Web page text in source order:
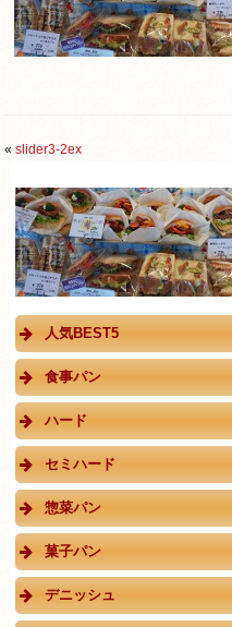
«slider3-2ex
人気BEST5
食事パン
ハード
セミハード
惣菜パン
菓子パン
デニッシュ